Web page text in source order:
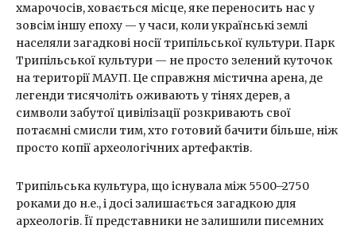
хмарочосів, ховається місце, яке переносить нас у
зовсім іншу епоху — у часи, коли українські землі
населяли загадкові носії трипільської культури. Парк
Трипільської культури — не просто зелений куточок
на території МАУП. Це справжня містична арена, де
легенди тисячоліть оживають у тінях дерев, а
символи забутої цивілізації розкривають свої
потаємні смисли тим, хто готовий бачити більше, ніж
просто копії археологічних артефактів.
Трипільська культура, що існувала між 5500–2750
роками до н.е., і досі залишається загадкою для
археологів. Її представники не залишили писемних